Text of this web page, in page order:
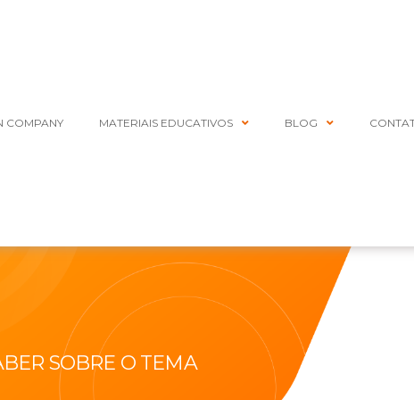
COMPANY MATERIAIS EDUCATIVOS BLOG
SOBRE O TEMA